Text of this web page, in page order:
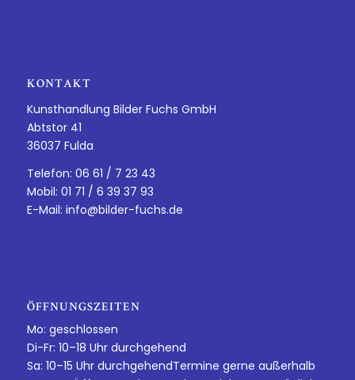
KONTAKT
Kunsthandlung Bilder Fuchs GmbH
Abtstor 41
36037 Fulda
Telefon: 06 61 / 7 23 43
Mobil: 01 71 / 6 39 37 93
E-Mail: info@bilder-fuchs.de
ÖFFNUNGSZEITEN
Mo: geschlossen
Di-Fr: 10–18 Uhr durchgehend
Sa: 10–15 Uhr durchgehendTermine gerne außerhalb